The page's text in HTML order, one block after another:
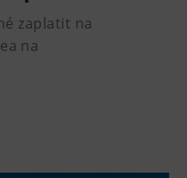
zaplatit na
na